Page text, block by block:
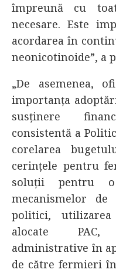
împreună cu
necesare. Este
acordarea în
neonicotinoide”, a
„De asemenea,
importanța
susținere
consistentă a
corelarea
cerințele pentru
soluții pentru
mecanismelor
politici,
alocate
administrative în
de către fermieri